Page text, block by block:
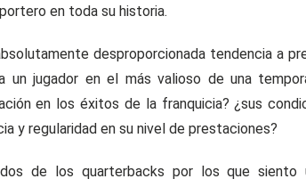
en toda su historia.
desproporcionada tendencia a
jugador en el más valioso de una
en los éxitos de la franquicia? ¿sus
y regularidad en su nivel de prestaciones?
de los quarterbacks por los que siento